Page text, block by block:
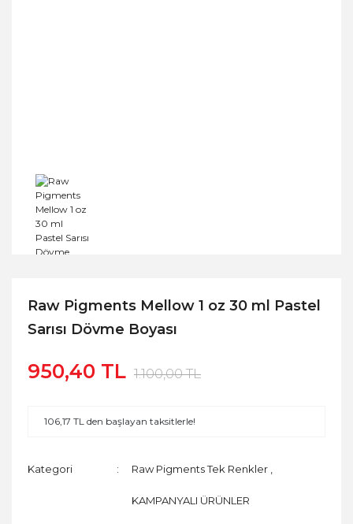
Raw Pigments Mellow 1 oz 30 ml Pastel
Sarısı Dövme Boyası
950,40 TL 1.100,00 TL
106,17 TL den başlayan taksitlerle!
Kategori Raw Pigments Tek Renkler
KAMPANYALI ÜRÜNLER